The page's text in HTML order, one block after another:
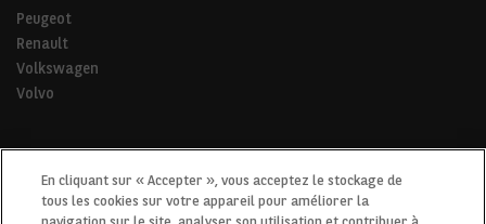
Peugeot
Renault
Volkswagen
Volvo
* Pour tous les trajets de la vie.
En cliquant sur « Accepter », vous acceptez le stockage de
tous les cookies sur votre appareil pour améliorer la